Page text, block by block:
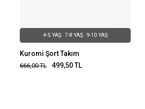
4-5 YAŞ 7-8 YAŞ 9-10 YAŞ
Kuromi Şort Takım
666,00TL 499,50TL